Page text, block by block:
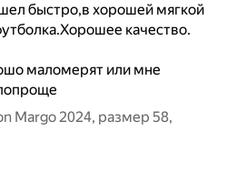
быстро,в хорошей мягкой
качество.
маломерят или мне
Margo 2024, размер 58,